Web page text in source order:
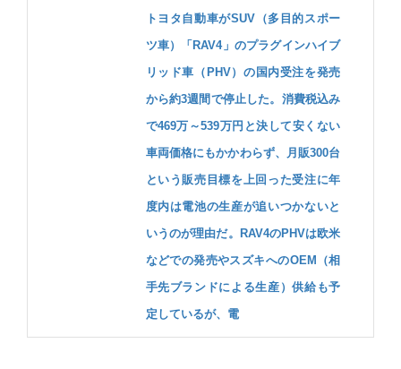
トヨタ自動車がSUV（多目的スポー
ツ車）「RAV4」のプラグインハイブ
リッド車（PHV）の国内受注を発売
から約3週間で停止した。消費税込み
で469万～539万円と決して安くない
車両価格にもかかわらず、月販300台
という販売目標を上回った受注に年
度内は電池の生産が追いつかないと
いうのが理由だ。RAV4のPHVは欧米
などでの発売やスズキへのOEM（相
手先ブランドによる生産）供給も予
定しているが、電